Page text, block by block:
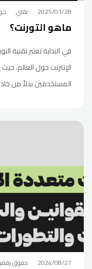
2025/01/28 تقني
ماهو التورنت؟
في البداية تعتبر تقنية
الإنترنت حول العالم،
المستخدمين بدلاً من
2024/08/27 حقوق